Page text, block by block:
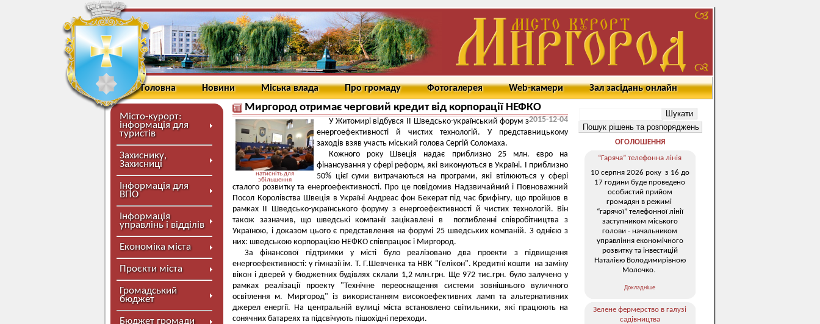
Головна Новини Міська влада Про громаду Фотогалерея Web-камери Зал засідань онлайн
Місто-курорт:
інформація для
туристів
Захиснику,
Захисниці
Інформація для
ВПО
Інформація
управлінь і відділів
Економіка міста
Проєкти міста
Громадський
бюджет
Бюджет громади
Миргород отримає черговий кредит від корпорації НЕФКО
2015-12-04
натисніть для
збільшення
У Житомирі відбувся II Шведсько-український форум з
енергоефективності й чистих технологій. У представницькому
заходів взяв участь міський голова Сергій Соломаха.
Кожного року Швеція надає приблизно 25 млн. євро на
фінансування у сфері реформ, які виконуються в Україні. І приблизно
50% цієї суми витрачаються на програми, які втілюються у сфері
сталого розвитку та енергоефективності. Про це повідомив Надзвичайний і Повноважний
Посол Королівства Швеція в Україні Андреас фон Бекерат під час брифінгу, що пройшов в
рамках II Шведсько-українського форуму з енергоефективності й чистих технологій. Він
також зазначив, що шведські компанії зацікавлені в поглибленні співробітництва з
Україною, і доказом цього є представлення на форумі 25 шведських компаній. З однією з
них: шведською корпорацією НЕФКО співпрацює і Миргород.
За фінансової підтримки у місті було реалізовано два проекти з підвищення
енергоефективності: у гімназії ім. Т. Г.Шевченка та НВК "Гелікон". Кредитні кошти на заміну
вікон і дверей у бюджетних будівлях склали 1,2 млн.грн. Ще 972 тис.грн. було залучено у
рамках реалізації проекту "Технічне переоснащення системи зовнішнього вуличного
освітлення м. Миргород" із використанням високоефективних ламп та альтернативних
джерел енергії. На центральній вулиці міста встановлено світильники, які працюють на
сонячних батареях та підсвічують пішохідні переходи.
ОГОЛОШЕННЯ
“Гаряча” телефонна лінія
10 серпня 2026 року з 16 до
17 години буде проведено
особистий прийом
громадян в режимі
“гарячої” телефонної лінії
заступником міського
голови - начальником
управління економічного
розвитку та інвестицій
Наталією Володимирівною
Молочко.
Докладніше
Зелене фермерство в галузі
садівництва